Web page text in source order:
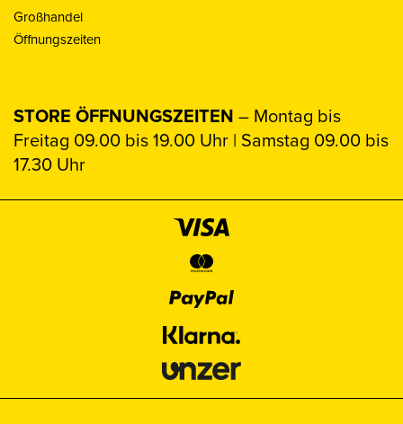
Großhandel
Öffnungszeiten
STORE ÖFFNUNGSZEITEN – Montag bis
Freitag 09.00 bis 19.00 Uhr | Samstag 09.00 bis
17.30 Uhr